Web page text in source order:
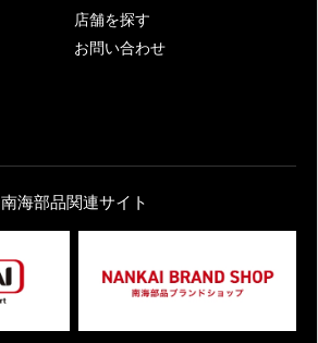
店舗を探す
お問い合わせ
南海部品関連サイト